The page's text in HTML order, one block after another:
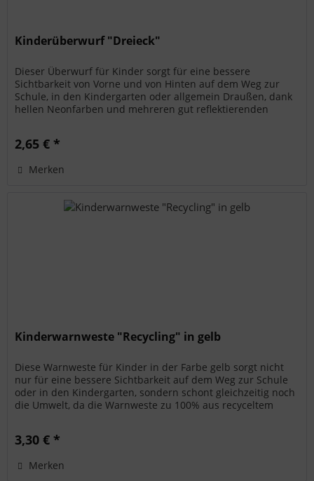
Kinderüberwurf "Dreieck"
Dieser Überwurf für Kinder sorgt für eine bessere
Sichtbarkeit von Vorne und von Hinten auf dem Weg zur
Schule, in den Kindergarten oder allgemein Draußen, dank
hellen Neonfarben und mehreren gut reflektierenden
2,65 € *
Merken
Kinderwarnweste "Recycling" in gelb
Diese Warnweste für Kinder in der Farbe gelb sorgt nicht
nur für eine bessere Sichtbarkeit auf dem Weg zur Schule
oder in den Kindergarten, sondern schont gleichzeitig noch
die Umwelt, da die Warnweste zu 100% aus recyceltem
3,30 € *
Merken